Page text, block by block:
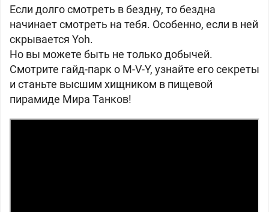
Если долго смотреть в бездну, то бездна
начинает смотреть на тебя. Особенно, если в ней
скрывается Yoh.
Но вы можете быть не только добычей.
Смотрите гайд-парк о M-V-Y, узнайте его секреты
и станьте высшим хищником в пищевой
пирамиде Мира Танков!